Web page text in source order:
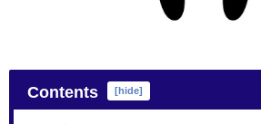
Contents [hide]